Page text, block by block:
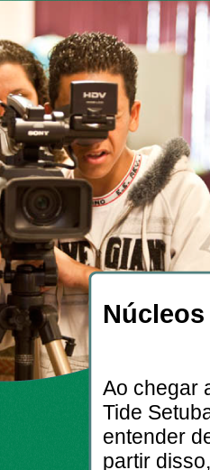
Ao chegar
Tide
entender
partir